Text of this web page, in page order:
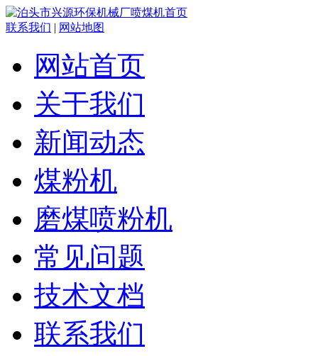
联系我们 | 网站地图
网站首页
关于我们
新闻动态
煤粉机
磨煤喷粉机
常见问题
技术文档
联系我们